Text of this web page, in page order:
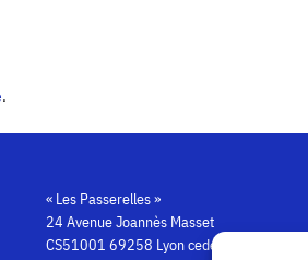
.
« Les Passerelles »
24 Avenue Joannès Masset
CS51001 69258 Lyon cedex 09